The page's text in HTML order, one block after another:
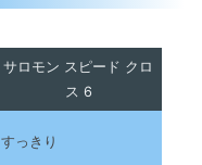
サロモン スピード クロ
ス 6
すっきり